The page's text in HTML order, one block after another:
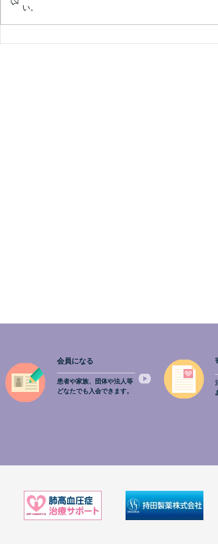
で❣ ✨会員限定✨ 2026年7
い。
会員になる
患者や家族、団体や法人等
どなたでも入会できます。